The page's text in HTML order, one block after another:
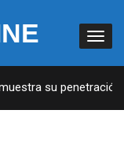
su penetración